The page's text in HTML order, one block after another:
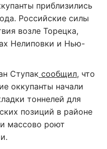
приблизились
Российские силы
возле Торецка,
Нелиповки и Нью-
Ступак сообщил, что
оккупанты начали
тоннелей для
позиций в районе
массово роют